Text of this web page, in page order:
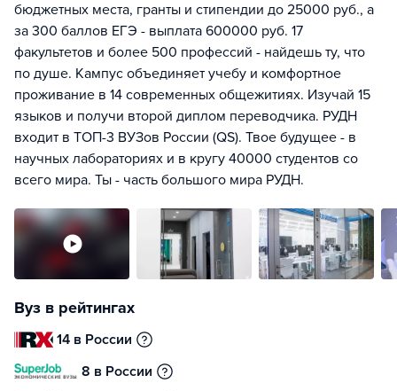
бюджетных места, гранты и стипендии до 25000 руб., а
за 300 баллов ЕГЭ - выплата 600000 руб. 17
факультетов и более 500 профессий - найдешь ту, что
по душе. Кампус объединяет учебу и комфортное
проживание в 14 современных общежитиях. Изучай 15
языков и получи второй диплом переводчика. РУДН
входит в ТОП-3 ВУЗов России (QS). Твое будущее - в
научных лабораториях и в кругу 40000 студентов со
всего мира. Ты - часть большого мира РУДН.
Вуз в рейтингах
14 в России
8 в России